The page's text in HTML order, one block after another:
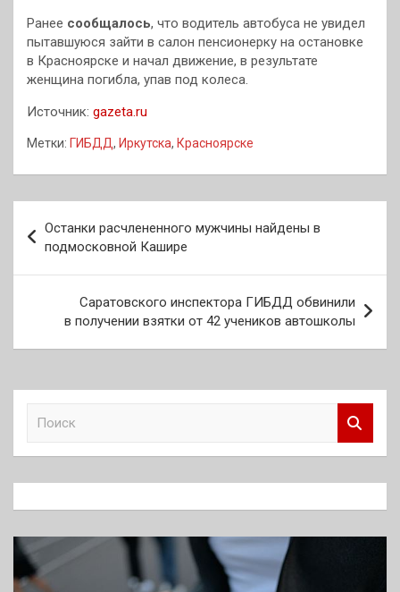
Ранее сообщалось, что водитель автобуса не увидел
пытавшуюся зайти в салон пенсионерку на остановке
в Красноярске и начал движение, в результате
женщина погибла, упав под колеса.
Источник: gazeta.ru
Метки: ГИБДД , Иркутска, Красноярске
по
записям
Останки расчлененного мужчины найдены в
подмосковной Кашире
Саратовского инспектора ГИБДД обвинили
в получении взятки от 42 учеников автошколы
к